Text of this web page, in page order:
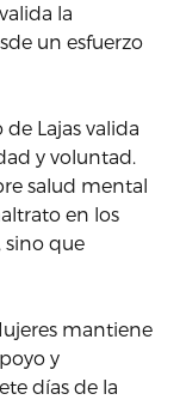
la
un esfuerzo
Lajas valida
y voluntad.
salud mental
en los
sino que
mantiene
y
días de la